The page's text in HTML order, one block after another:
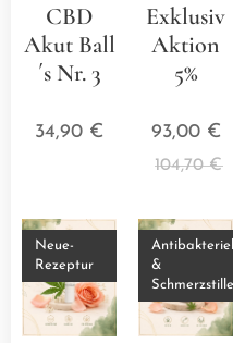
CBD
Akut Ball
´s Nr. 3
34,90 €
Exklusiv
Aktion
5%
93,00€
104,70€
Neue-
Rezeptur
Antibakteriell
&
Schmerzstillend